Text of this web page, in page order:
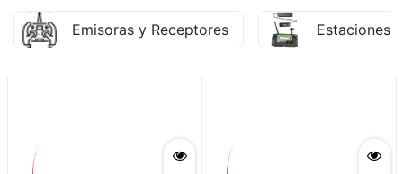
Emisoras y Receptores Estaciones